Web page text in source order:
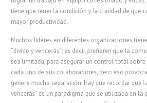
tiene que tener la condición y la claridad de que
mayor productividad.
Muchos líderes en diferentes organizaciones
“divide y vencerás”; es decir, prefieren que la
sea limitada, para asegurar un control total
cada uno de sus colaboradores, pero eso
genere mucha separación. Hay que recordar que
vencerás” es un paradigma que se utilizaba en la